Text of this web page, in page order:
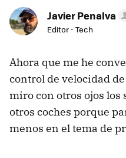
Javier Penalva
Editor - Tech
Ahora que me he
control de velocidad
miro con otros ojos los
otros coches porque
menos en el tema de